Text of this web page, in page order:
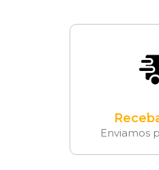
Enviamos